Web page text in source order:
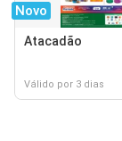
Novo
Atacadão
Válido por 3 dias